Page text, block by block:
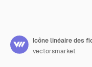
Icône linéaire des
vectorsmarket